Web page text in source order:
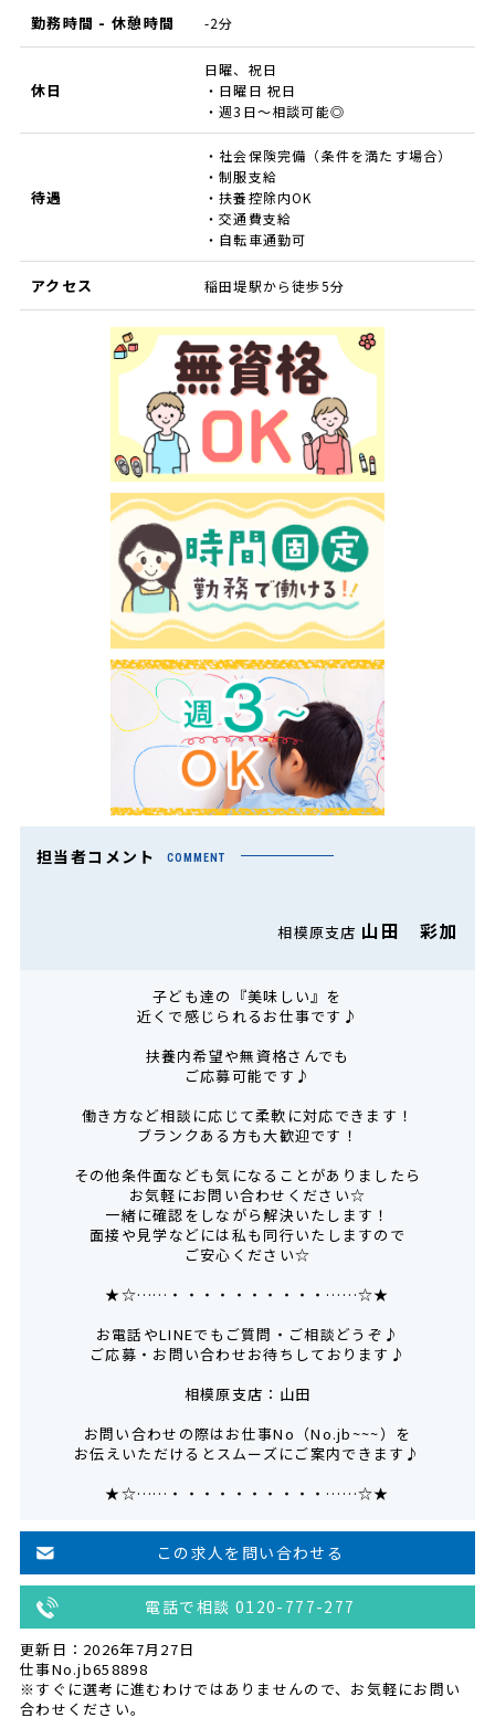
勤務時間 - 休憩時間 -2分
休日
日曜、祝日
・日曜日 祝日
・週3日～相談可能◎
待遇
・社会保険完備（条件を満たす場合）
・制服支給
・扶養控除内OK
・交通費支給
・自転車通勤可
アクセス 稲田堤駅から徒歩5分
担当者コメント COMMENT
相模原支店 山田 彩加
子ども達の『美味しい』を
近くで感じられるお仕事です♪
扶養内希望や無資格さんでも
ご応募可能です♪
働き方など相談に応じて柔軟に対応できます！
ブランクある方も大歓迎です！
その他条件面なども気になることがありましたら
お気軽にお問い合わせください☆
一緒に確認をしながら解決いたします！
面接や見学などには私も同行いたしますので
ご安心ください☆
★☆……・・・・・・・・・・……☆★
お電話やLINEでもご質問・ご相談どうぞ♪
ご応募・お問い合わせお待ちしております♪
相模原支店：山田
お問い合わせの際はお仕事No（No.jb~~~）を
お伝えいただけるとスムーズにご案内できます♪
★☆……・・・・・・・・・・……☆★
この求人を問い合わせる
電話で相談 0120-777-277
更新日：2026年7月27日
仕事No.jb658898
※すぐに選考に進むわけではありませんので、お気軽にお問い
合わせください。